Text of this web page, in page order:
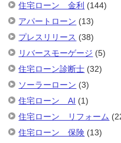
住宅ローン 金利 (144)
アパートローン (13)
プレスリリース (38)
リバースモーゲージ (5)
住宅ローン診断士 (32)
ソーラーローン (3)
住宅ローン AI (1)
住宅ローン リフォーム
住宅ローン 保険 (13)